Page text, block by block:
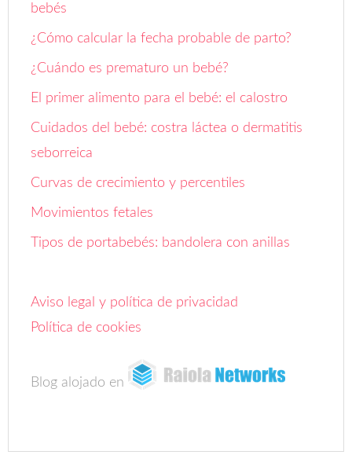
bebés
¿Cómo calcular la fecha probable de parto?
¿Cuándo es prematuro un bebé?
El primer alimento para el bebé: el calostro
Cuidados del bebé: costra láctea o dermatitis
seborreica
Curvas de crecimiento y percentiles
Movimientos fetales
Tipos de portabebés: bandolera con anillas
Aviso legal y política de privacidad
Política de cookies
Blog alojado en